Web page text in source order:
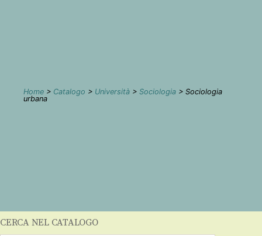
Home > Catalogo > Università > Sociologia > Sociologia
urbana
CERCA NEL CATALOGO